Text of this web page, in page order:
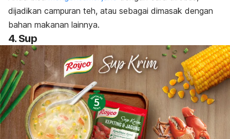
dijadikan campuran teh, atau sebagai dimasak dengan
bahan makanan lainnya.
4. Sup